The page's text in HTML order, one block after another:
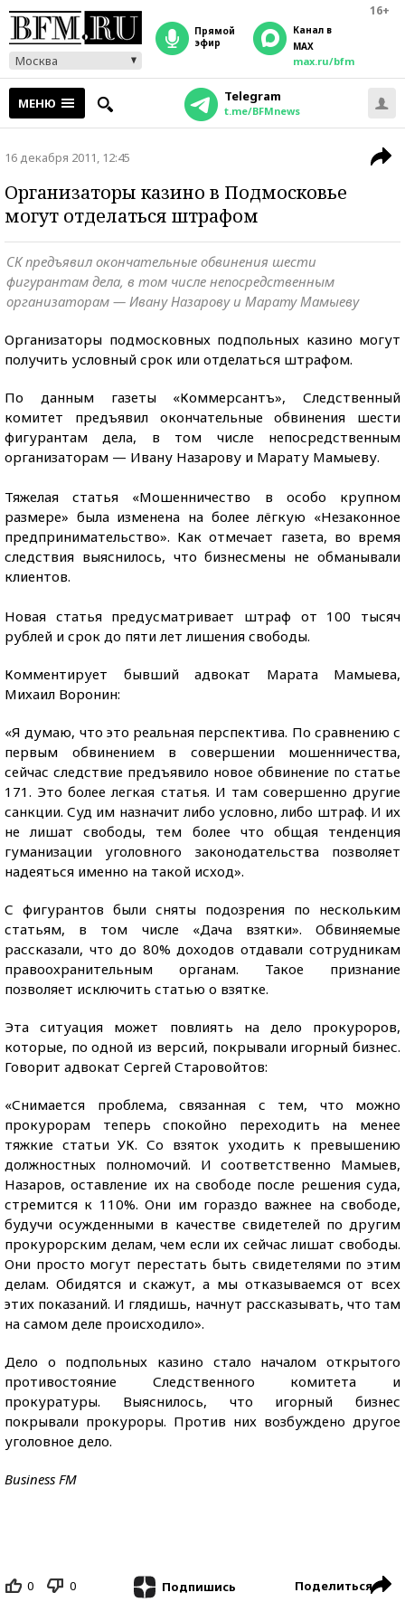
16+
Москва
прямой
эфир
Канал в
MAX
max.ru/bfm
МЕНЮ Telegram
t.me/BFMnews
16 декабря 2011, 12:45
Организаторы казино в Подмосковье
могут отделаться штрафом
СК предъявил окончательные обвинения шести
фигурантам дела, в том числе непосредственным
организаторам — Ивану Назарову и Марату Мамыеву
Организаторы подмосковных подпольных казино могут
получить условный срок или отделаться штрафом.
По данным газеты «Коммерсантъ», Следственный
комитет предъявил окончательные обвинения шести
фигурантам дела, в том числе непосредственным
организаторам — Ивану Назарову и Марату Мамыеву.
Тяжелая статья «Мошенничество в особо крупном
размере» была изменена на более лёгкую «Незаконное
предпринимательство». Как отмечает газета, во время
следствия выяснилось, что бизнесмены не обманывали
клиентов.
Новая статья предусматривает штраф от 100 тысяч
рублей и срок до пяти лет лишения свободы.
Комментирует бывший адвокат Марата Мамыева,
Михаил Воронин:
«Я думаю, что это реальная перспектива. По сравнению с
первым обвинением в совершении мошенничества,
сейчас следствие предъявило новое обвинение по статье
171. Это более легкая статья. И там совершенно другие
санкции. Суд им назначит либо условно, либо штраф. И их
не лишат свободы, тем более что общая тенденция
гуманизации уголовного законодательства позволяет
надеяться именно на такой исход».
С фигурантов были сняты подозрения по нескольким
статьям, в том числе «Дача взятки». Обвиняемые
рассказали, что до 80% доходов отдавали сотрудникам
правоохранительным органам. Такое признание
позволяет исключить статью о взятке.
Эта ситуация может повлиять на дело прокуроров,
которые, по одной из версий, покрывали игорный бизнес.
Говорит адвокат Сергей Старовойтов:
«Снимается проблема, связанная с тем, что можно
прокурорам теперь спокойно переходить на менее
тяжкие статьи УК. Со взяток уходить к превышению
должностных полномочий. И соответственно Мамыев,
Назаров, оставление их на свободе после решения суда,
стремится к 110%. Они им гораздо важнее на свободе,
будучи осужденными в качестве свидетелей по другим
прокурорским делам, чем если их сейчас лишат свободы.
Они просто могут перестать быть свидетелями по этим
делам. Обидятся и скажут, а мы отказываемся от всех
этих показаний. И глядишь, начнут рассказывать, что там
на самом деле происходило».
Дело о подпольных казино стало началом открытого
противостояние Следственного комитета и
прокуратуры. Выяснилось, что игорный бизнес
покрывали прокуроры. Против них возбуждено другое
уголовное дело.
Business FM
0 0 Подпишись Поделиться